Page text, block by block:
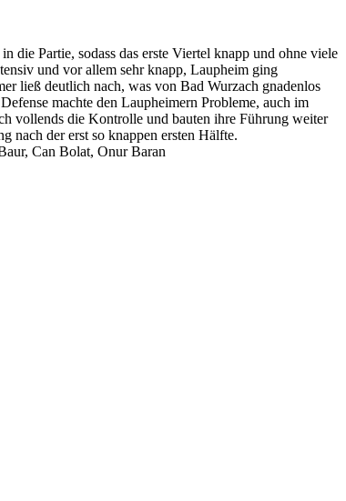
die Partie, sodass das erste Viertel knapp und ohne viele
und vor allem sehr knapp, Laupheim ging
ließ deutlich nach, was von Bad Wurzach gnadenlos
machte den Laupheimern Probleme, auch im
vollends die Kontrolle und bauten ihre Führung weiter
nach der erst so knappen ersten Hälfte.
Can Bolat, Onur Baran